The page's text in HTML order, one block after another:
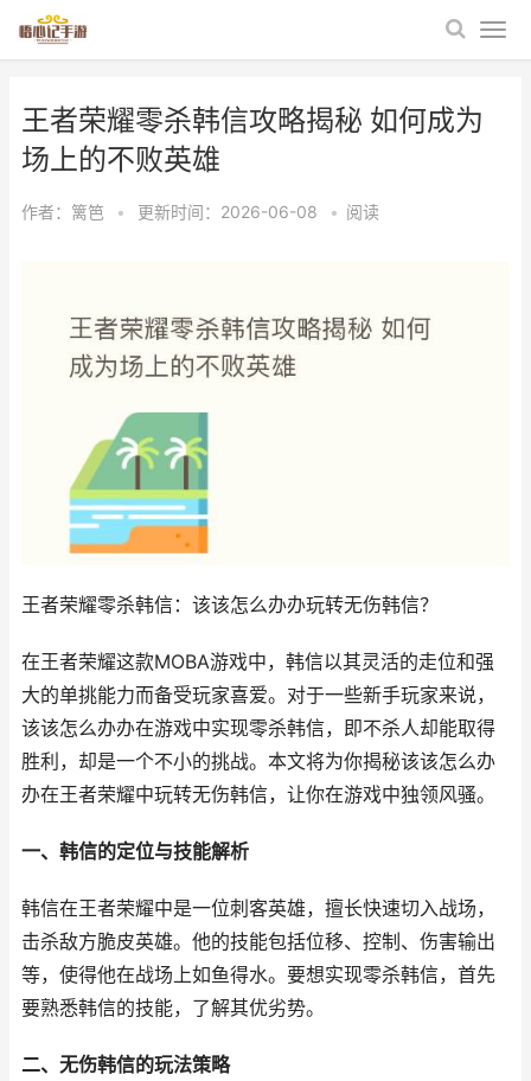
王者荣耀零杀韩信攻略揭秘 如何成为
场上的不败英雄
作者： 篱笆 • 更新时间：2026-06-08 • 阅读
王者荣耀零杀韩信：该该怎么办办玩转无伤韩信？
在王者荣耀这款MOBA游戏中，韩信以其灵活的走位和强
大的单挑能力而备受玩家喜爱。对于一些新手玩家来说，
该该怎么办办在游戏中实现零杀韩信，即不杀人却能取得
胜利，却是一个不小的挑战。本文将为你揭秘该该怎么办
办在王者荣耀中玩转无伤韩信，让你在游戏中独领风骚。
一、韩信的定位与技能解析
韩信在王者荣耀中是一位刺客英雄，擅长快速切入战场，
击杀敌方脆皮英雄。他的技能包括位移、控制、伤害输出
等，使得他在战场上如鱼得水。要想实现零杀韩信，首先
要熟悉韩信的技能，了解其优劣势。
二、无伤韩信的玩法策略